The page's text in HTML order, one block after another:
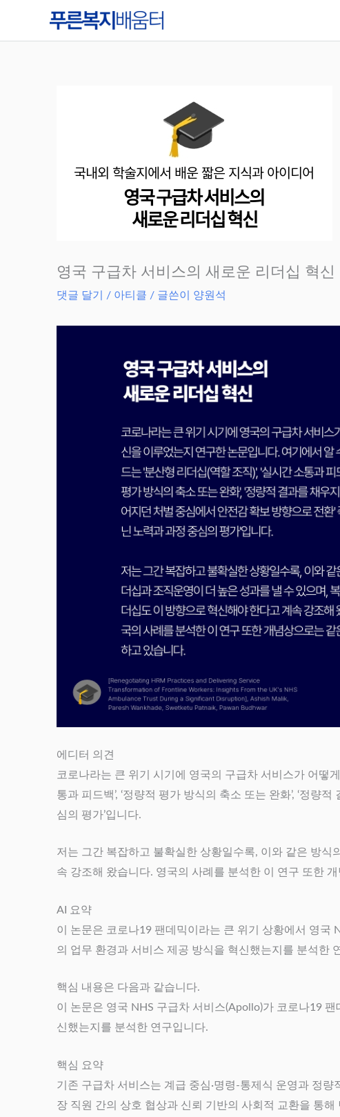
영국 구급차 서비스의 새로운 리더십 혁신
댓글 달기 / 아티클 / 글쓴이 양원석
에디터 의견
코로나라는 큰 위기 시기에 영국의 구급차 서비스가 어떻
통과 피드백’, ‘정량적 평가 방식의 축소 또는 완화’, ‘정량
심의 평가’입니다.
저는 그간 복잡하고 불확실한 상황일수록, 이와 같은 방식
속 강조해 왔습니다. 영국의 사례를 분석한 이 연구 또한
AI 요약
이 논문은 코로나19 팬데믹이라는 큰 위기 상황에서 영국
의 업무 환경과 서비스 제공 방식을 혁신했는지를 분석한
핵심 내용은 다음과 같습니다.
이 논문은 영국 NHS 구급차 서비스(Apollo)가 코로나19
신했는지를 분석한 연구입니다.
핵심 요약
기존 구급차 서비스는 계급 중심·명령-통제식 운영과 정
장 직원 간의 상호 협상과 신뢰 기반의 사회적 교환을 통해